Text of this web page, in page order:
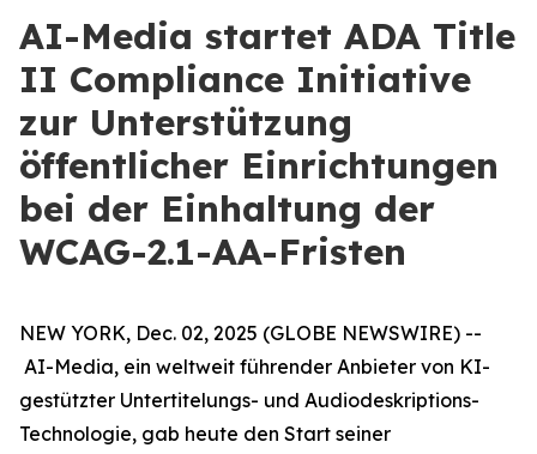
AI-Media startet ADA Title
II Compliance Initiative
zur Unterstützung
öffentlicher Einrichtungen
bei der Einhaltung der
WCAG-2.1-AA-Fristen
NEW YORK, Dec. 02, 2025 (GLOBE NEWSWIRE) --
AI-Media, ein weltweit führender Anbieter von KI-
gestützter Untertitelungs- und Audiodeskriptions-
Technologie, gab heute den Start seiner